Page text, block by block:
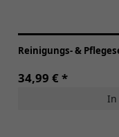
Reinigungs- &
34,99 € *
In